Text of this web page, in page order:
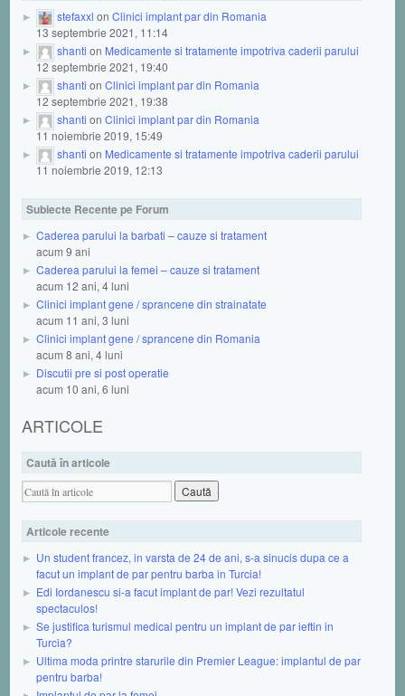
stefaxxl on Clinici implant par din Romania
13 septembrie 2021, 11:14
shanti on Medicamente si tratamente impotriva caderii parului
12 septembrie 2021, 19:40
shanti on Clinici implant par din Romania
12 septembrie 2021, 19:38
shanti on Clinici implant par din Romania
11 noiembrie 2019, 15:49
shanti on Medicamente si tratamente impotriva caderii parului
11 noiembrie 2019, 12:13
Subiecte Recente pe Forum
Caderea parului la barbati – cauze si tratament
acum 9 ani
Caderea parului la femei – cauze si tratament
acum 12 ani, 4 luni
Clinici implant gene / sprancene din strainatate
acum 11 ani, 3 luni
Clinici implant gene / sprancene din Romania
acum 8 ani, 4 luni
Discutii pre si post operatie
acum 10 ani, 6 luni
ARTICOLE
Caută în articole
Articole recente
Un student francez, in varsta de 24 de ani, s-a sinucis dupa ce a
facut un implant de par pentru barba in Turcia!
Edi Iordanescu si-a facut implant de par! Vezi rezultatul
spectaculos!
Se justifica turismul medical pentru un implant de par ieftin in
Turcia?
Ultima moda printre starurile din Premier League: implantul de par
pentru barba!